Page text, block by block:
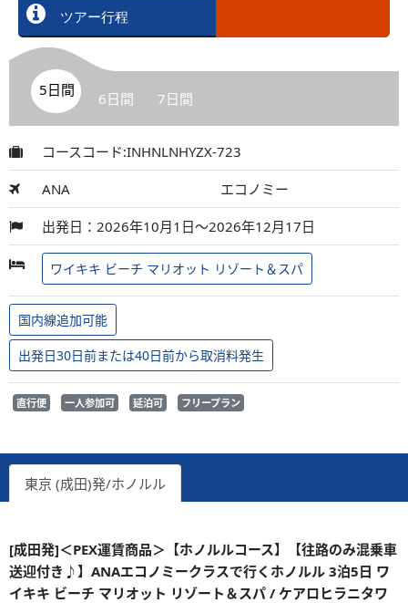
ツアー行程
5日間 6日間 7日間
コースコード:INHNLNHYZX-723
ANA エコノミー
出発日：2026年10月1日～2026年12月17日
ワイキキ ビーチ マリオット リゾート＆スパ
国内線追加可能
出発日30日前または40日前から取消料発生
直行便 一人参加可 延泊可 フリープラン
東京 (成田)発/ホノルル
[成田発]＜PEX運賃商品＞【ホノルルコース】【往路のみ混乗車
送迎付き♪】ANAエコノミークラスで行くホノルル 3泊5日 ワ
イキキ ビーチ マリオット リゾート＆スパ / ケアロヒラニタワ